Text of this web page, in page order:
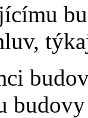
budovy